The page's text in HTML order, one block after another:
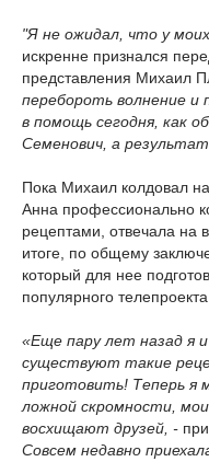
"Я не ожидал, что у
искренне признался
представления Михаил
перебороть волнение и
в помощь сегодня, как
Семенович, а
Пока Михаил колдовал
Анна профессионально
рецептами, отвечала на
итоге, по общему
который для нее
популярного телепроекта
«Еще пару лет назад я
существуют такие
приготовить! Теперь я
ложной скромности,
восхищают друзей, -
Совсем недавно